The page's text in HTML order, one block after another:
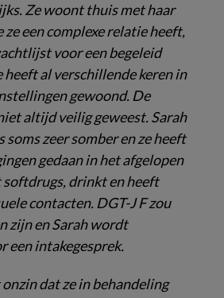
Ze woont thuis met haar
ze een complexe relatie heeft,
voor een begeleid
al verschillende keren in
gewoond. De
altijd veilig geweest. Sarah
zeer somber en ze heeft
gedaan in het afgelopen
softdrugs, drinkt en heeft
contacten. DGT-J F zou
zijn en Sarah wordt
een intakegesprek.
dat ze in behandeling